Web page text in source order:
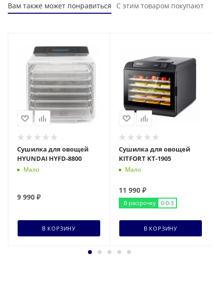
Вам также может понравиться С этим товаром покупают
Сушилка для овощей
HYUNDAI HYFD-8800
Мало
9 990 ₽
В КОРЗИНУ
Сушилка для овощей
KITFORT KТ-1905
Мало
11 990 ₽
В рассрочку 0-0-3
В КОРЗИНУ